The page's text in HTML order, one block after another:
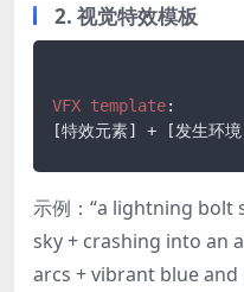
2. 视觉特效模板
VFX template
[特效元素]
+ [发生环
示例：“a lightning
sky + crashing into an
arcs + vibrant blue